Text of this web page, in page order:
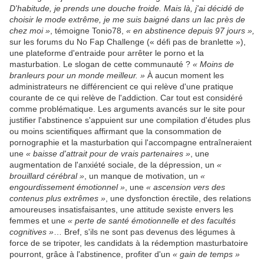
D'habitude, je prends une douche froide. Mais là, j'ai décidé de
choisir le mode extrême, je me suis baigné dans un lac près de
chez moi » , témoigne Tonio78, « en abstinence depuis 97 jours »,
sur les forums du No Fap Challenge (« défi pas de branlette »),
une plateforme d'entraide pour arrêter le porno et la
masturbation. Le slogan de cette communauté ? « Moins de
branleurs pour un monde meilleur. » À aucun moment les
administrateurs ne différencient ce qui relève d'une pratique
courante de ce qui relève de l'addiction. Car tout est considéré
comme problématique. Les arguments avancés sur le site pour
justifier l'abstinence s'appuient sur une compilation d'études plus
ou moins scientifiques affirmant que la consommation de
pornographie et la masturbation qui l'accompagne entraîneraient
une « baisse d'attrait pour de vrais partenaires » , une
augmentation de l'anxiété sociale, de la dépression, un «
brouillard cérébral » , un manque de motivation, un «
engourdissement émotionnel » , une « ascension vers des
contenus plus extrêmes » , une dysfonction érectile, des relations
amoureuses insatisfaisantes, une attitude sexiste envers les
femmes et une « perte de santé émotionnelle et des facultés
cognitives » … Bref, s'ils ne sont pas devenus des légumes à
force de se tripoter, les candidats à la rédemption masturbatoire
pourront, grâce à l'abstinence, profiter d'un « gain de temps »